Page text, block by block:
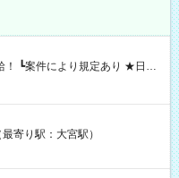
の日に現金GET♪ お仕事後はコ
！ 【試用期間】試
寄り駅：大宮駅）